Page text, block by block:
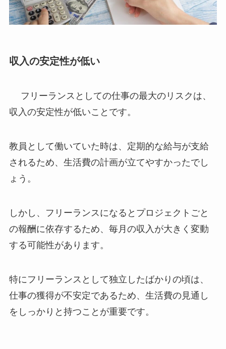
収入の安定性が低い
フリーランスとしての仕事の最大のリスクは、
収入の安定性が低いことです。
教員として働いていた時は、定期的な給与が支給
されるため、生活費の計画が立てやすかったでし
ょう。
しかし、フリーランスになるとプロジェクトごと
の報酬に依存するため、毎月の収入が大きく変動
する可能性があります。
特にフリーランスとして独立したばかりの頃は、
仕事の獲得が不安定であるため、生活費の見通し
をしっかりと持つことが重要です。